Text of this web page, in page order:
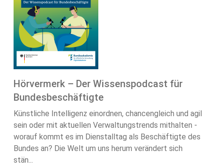
Hörvermerk – Der Wissenspodcast für
Bundesbeschäftigte
Künstliche Intelligenz einordnen, chancengleich und agil
sein oder mit aktuellen Verwaltungstrends mithalten -
worauf kommt es im Dienstalltag als Beschäftigte des
Bundes an? Die Welt um uns herum verändert sich
stän...